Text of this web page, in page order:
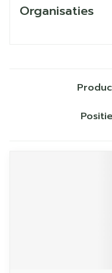
Organisaties